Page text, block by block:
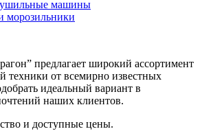
машины
морозильники
предлагает широкий ассортимент
техники от всемирно известных
идеальный вариант в
наших клиентов.
и доступные цены.